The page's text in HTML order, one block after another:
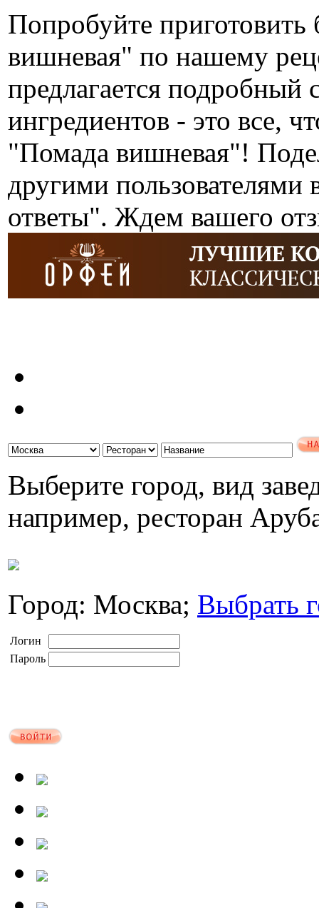
Попробуйте
вишневая" по нашему
предлагается подробный
ингредиентов - это все,
"Помада вишневая"!
другими
ответы". Ждем вашего
Выберите город, вид
например, ресторан
Город: Москва; Выбрать
Логин
Пароль